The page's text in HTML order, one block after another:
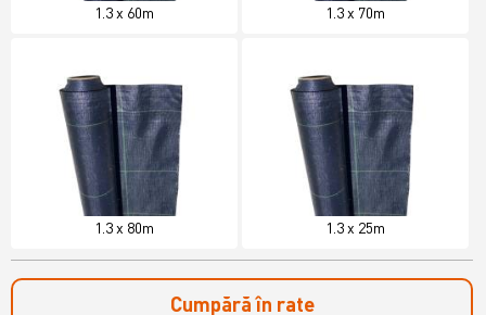
1.3 x 60m 1.3 x 70m
1.3 x 80m 1.3 x 25m
Cumpără în rate